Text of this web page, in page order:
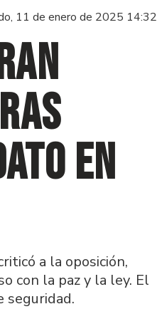
11 de enero de 2025 14:32
en
a la oposición,
con la paz y la ley. El
seguridad.